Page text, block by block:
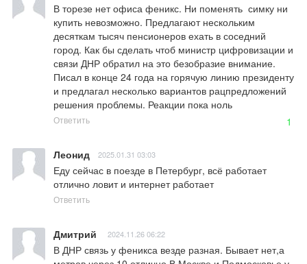
В торезе нет офиса феникс. Ни поменять  симку ни
купить невозможно. Предлагают нескольким
десяткам тысяч пенсионеров ехать в соседний
город. Как бы сделать чтоб министр цифровизации и
связи ДНР обратил на это безобразие внимание.
Писал в конце 24 года на горячую линию президенту
и предлагал несколько вариантов рацпредложений
решения проблемы. Реакции пока ноль
Ответить 1
Леонид 2025.01.31 03:03
Еду сейчас в поезде в Петербург, всё работает
отлично ловит и интернет работает
Ответить
Дмитрий 2024.11.26 06:22
В ДНР связь у феникса везде разная. Бывает нет,а